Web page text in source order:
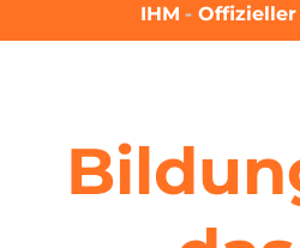
IHM - Offizieller